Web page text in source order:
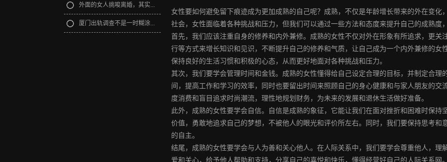
外面的女人挑唆离婚，其实...
厦门出轨调查不是一时糊涂...
女性要如何避免留下痕迹成为更加成熟的自己呢？成熟，不仅是年龄增长带来的外在变化
社会，女性面临着各种挑战和压力，但我们可以通过一些方法和态度来提升自己的成熟度
首先，我们应该注重自身的修养和内外兼修。成熟的女性不仅对外在形象有所追求，更
行等方式来增长知识和见识，不断提升自己的修养和气质，让自己成为一个内外兼修的女
保持良好的生活习惯和积极的心态，从而更好地面对各种挑战和压力。
其次，我们要学会管理时间和金钱。成熟的女性懂得给自己设定合理的目标，并制定合
间，提高工作和学习的效率，同时也要留出时间来照顾自己的身心健康和与家人朋友的交
度消费和盲目追求时尚潮流，理性地规划财务，为未来的发展和退休生活做好准备。
此外，成熟的女性要学会自信。自信是成熟的象征，它能让我们在面对挫折和困难时保持
价值，勇敢地追求自己的梦想，不被他人的眼光和评价所左右。同时，我们要保持思考和
的自主。
结尾，成熟的女性要学会与人为善和关心他人。在人际关系中，我们要学会尊重他人，
爱和关心，给予他人帮助和支持，分享自己的喜悦和快乐，懂得经营好自己的人际关系网。